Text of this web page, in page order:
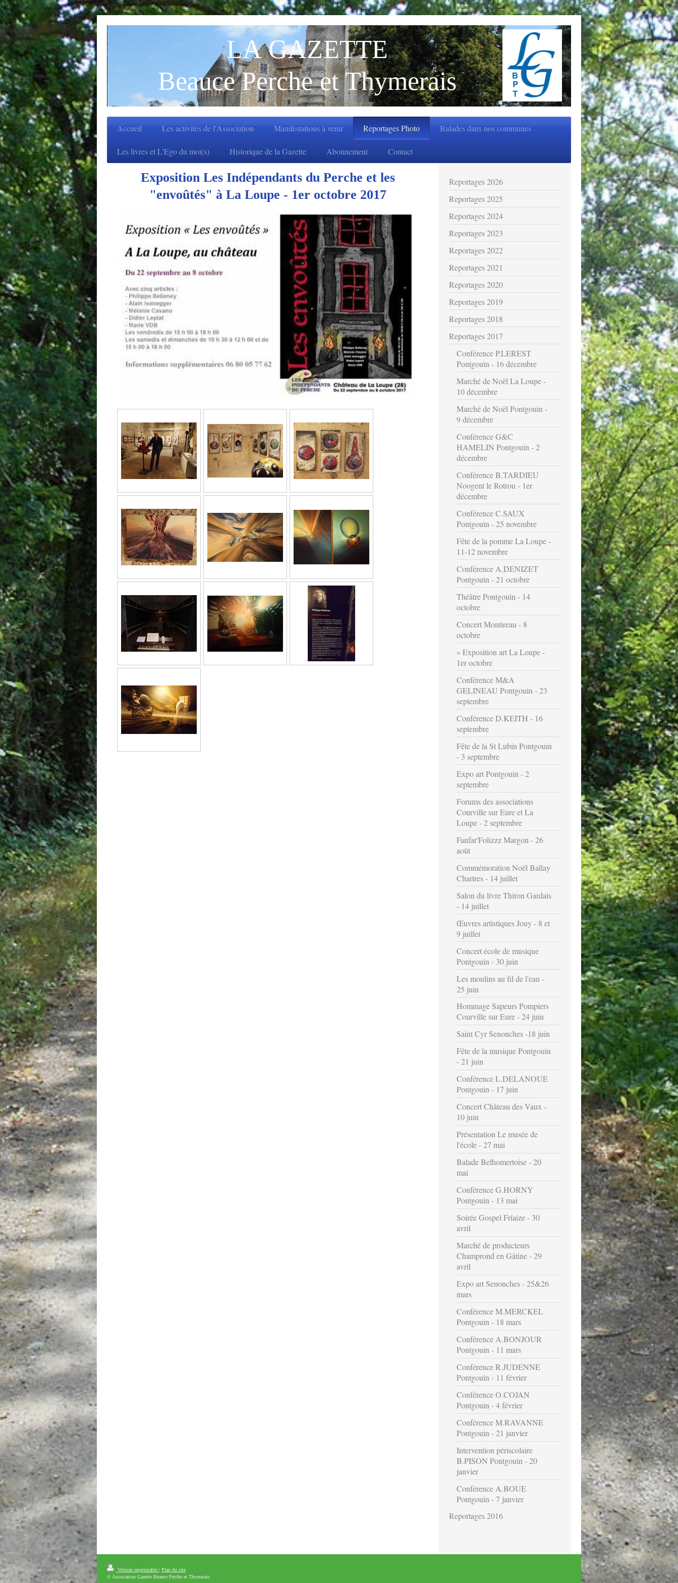
LA GAZETTE
Beauce Perche et Thymerais
Accueil Les activités de l'Association Manifestations à venir Reportages Photo Balades dans nos communes
Les livres et L'Ego du moi(s) Historique de la Gazette Abonnement Contact
Exposition Les Indépendants du Perche et les
"envoûtés" à La Loupe - 1er octobre 2017
Reportages 2026
Reportages 2025
Reportages 2024
Reportages 2023
Reportages 2022
Reportages 2021
Reportages 2020
Reportages 2019
Reportages 2018
Reportages 2017
Conférence P.LEREST
Pontgouin - 16 décembre
Marché de Noël La Loupe -
10 décembre
Marché de Noël Pontgouin -
9 décembre
Conférence G&C
HAMELIN Pontgouin - 2
décembre
Conférence B.TARDIEU
Noogent le Rotrou - 1er
décembre
Conférence C.SAUX
Pontgouin - 25 novembre
Fête de la pomme La Loupe -
11-12 novembre
Conférence A.DENIZET
Pontgouin - 21 octobre
Théâtre Pontgouin - 14
octobre
Concert Montireau - 8
octobre
Exposition art La Loupe -
1er octobre
Conférence M&A
GELINEAU Pontgouin - 23
septembre
Conférence D.KEITH - 16
septembre
Fête de la St Lubin Pontgouin
- 3 septembre
Expo art Pontgouin - 2
septembre
Forums des associations
Courville sur Eure et La
Loupe - 2 septembre
Fanfar'Folizzz Margon - 26
août
Commémoration Noël Ballay
Chartres - 14 juillet
Salon du livre Thiron Gardais
- 14 juillet
Œuvres artistiques Jouy - 8 et
9 juillet
Concert école de musique
Pontgouin - 30 juin
Les moulins au fil de l'eau -
25 juin
Hommage Sapeurs Pompiers
Courville sur Eure - 24 juin
Saint Cyr Senonches -18 juin
Fête de la musique Pontgouin
- 21 juin
Conférence L.DELANOUE
Pontgouin - 17 juin
Concert Château des Vaux -
10 juin
Présentation Le musée de
l'école - 27 mai
Balade Belhomertoise - 20
mai
Conférence G.HORNY
Pontgouin - 13 mai
Soirée Gospel Friaize - 30
avril
Marché de producteurs
Champrond en Gâtine - 29
avril
Expo art Senonches - 25&26
mars
Conférence M.MERCKEL
Pontgouin - 18 mars
Conférence A.BONJOUR
Pontgouin - 11 mars
Conférence R.JUDENNE
Pontgouin - 11 février
Conférence O.COJAN
Pontgouin - 4 février
Conférence M.RAVANNE
Pontgouin - 21 janvier
Intervention périscolaire
B.PISON Pontgouin - 20
janvier
Conférence A.BOUE
Pontgouin - 7 janvier
Reportages 2016
Version imprimable | Plan du site
© Association Gazette Beauce Perche et Thymerais